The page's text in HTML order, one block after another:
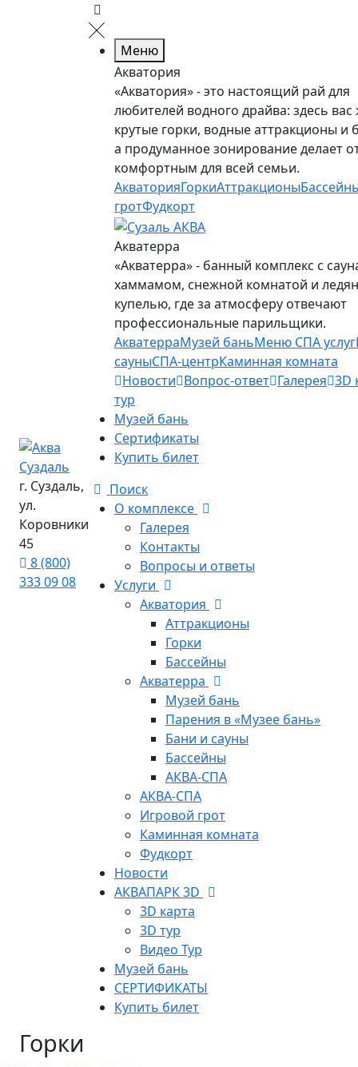
г. Суздаль,
ул.
Коровники
45
8 (800)
333 09 08
Меню
Акватория
«Акватория» - это настоящий рай для
любителей водного драйва: здесь вас
крутые горки, водные аттракционы и
а продуманное зонирование делает
комфортным для всей семьи.
АкваторияГоркиАттракционы
гротФудкорт
Акватерра
«Акватерра» - банный комплекс с
хаммамом, снежной комнатой и
купелью, где за атмосферу отвечают
профессиональные парильщики.
АкватерраМузей баньМеню СПА услуг
сауныСПА-центрКаминная комната
Новости Вопрос-ответ Галерея 3D
тур
Музей бань
Сертификаты
Купить билет
Поиск
О комплексе
Галерея
Контакты
Вопросы и ответы
Услуги
Акватория
Аттракционы
Горки
Бассейны
Акватерра
Музей бань
Парения в «Музее бань»
Бани и сауны
Бассейны
АКВА-СПА
АКВА-СПА
Игровой грот
Каминная комната
Фудкорт
Новости
АКВАПАРК 3D
3D карта
3D тур
Видео Тур
Музей бань
СЕРТИФИКАТЫ
Купить билет
Горки